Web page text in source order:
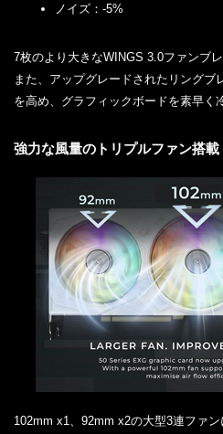
ノイズ：-5%
7枚のより大きなWINGS 3.0ファンブ
また、アップグレードされたリングブ
を高め、グラフィックボードを素早く
強力な風量のトリプルファン搭載
102mm x1、92mm x2の大型3連ファ